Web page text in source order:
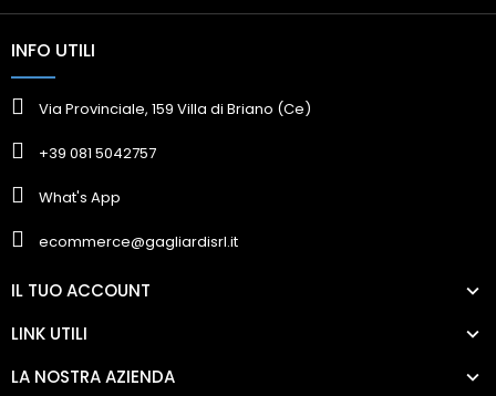
INFO UTILI
Via Provinciale, 159 Villa di Briano (Ce)
+39 081 5042757
What's App
ecommerce@gagliardisrl.it
IL TUO ACCOUNT
LINK UTILI
LA NOSTRA AZIENDA